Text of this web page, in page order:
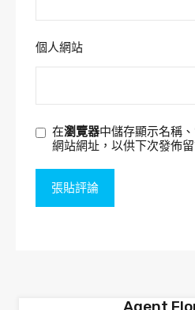
個人網站
在瀏覽器中儲存顯示名稱
網站網址，以供下次發佈留